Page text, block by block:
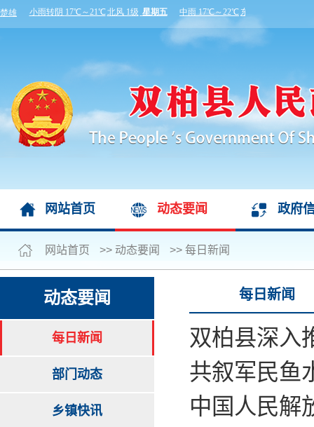
网站首页 动态要闻 政府
网站首页 >> 动态要闻 >> 每日新闻
动态要闻
每日新闻
部门动态
乡镇快讯
每日新闻
双柏县深入
共叙军民鱼
中国人民解